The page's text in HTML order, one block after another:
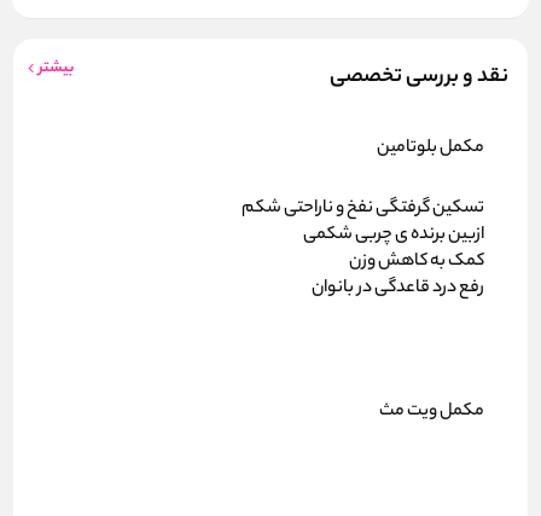
نقد و بررسی تخصصی بیشتر
مکمل بلوتامین
تسکین گرفتگی نفخ و ناراحتی شکم
ازبین برنده ی چربی شکمی
کمک به کاهش وزن
رفع درد قاعدگی در بانوان
مکمل ویت مث